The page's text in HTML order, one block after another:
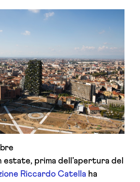
estate, prima dell’apertura del
Riccardo Catella ha